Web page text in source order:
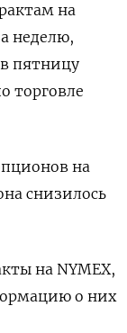
на
неделю,
⁠пятницу
‌торговле
на
‌снизилось
на NYMEX,
о них